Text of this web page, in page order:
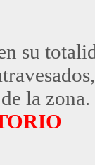
su
la zona.